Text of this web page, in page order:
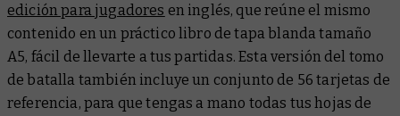
edición para jugadores en inglés, que reúne el mismo
contenido en un práctico libro de tapa blanda tamaño
A5, fácil de llevarte a tus partidas. Esta versión del tomo
de batalla también incluye un conjunto de 56 tarjetas de
referencia, para que tengas a mano todas tus hojas de